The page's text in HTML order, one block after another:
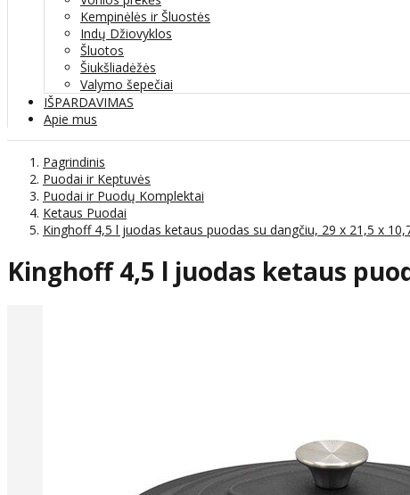
Kempinėlės ir Šluostės
Indų Džiovyklos
Šluotos
Šiukšliadėžės
Valymo šepečiai
IŠPARDAVIMAS
Apie mus
Pagrindinis
Puodai ir Keptuvės
Puodai ir Puodų Komplektai
Ketaus Puodai
Kinghoff 4,5 l juodas ketaus puodas su dangčiu, 29 x 21,5 x
Kinghoff 4,5 l juodas ketaus